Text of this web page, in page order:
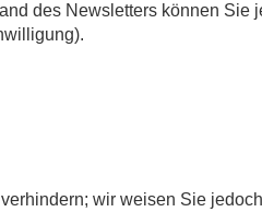
des Newsletters können Sie
wir weisen Sie